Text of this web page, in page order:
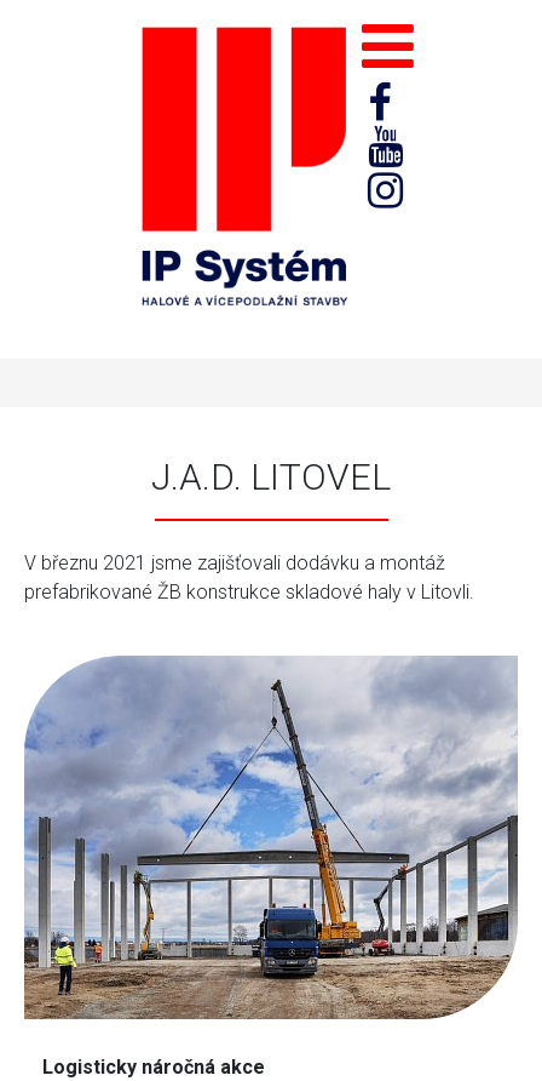
J.A.D. LITOVEL
V březnu 2021 jsme zajišťovali dodávku a montáž
prefabrikované ŽB konstrukce skladové haly v Litovli.
Logisticky náročná akce